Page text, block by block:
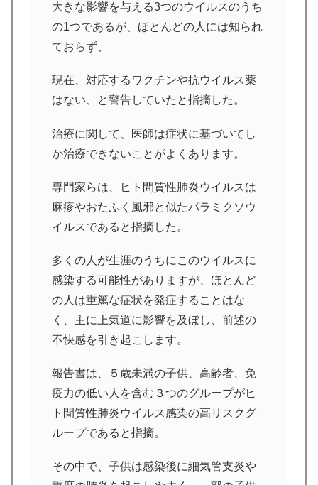
大きな影響を与える3つのウイルスのうち
の1つであるが、ほとんどの人には知られ
ておらず、
現在、対応するワクチンや抗ウイルス薬
はない、と警告していたと指摘した。
治療に関して、医師は症状に基づいてし
か治療できないことがよくあります。
専門家らは、ヒト間質性肺炎ウイルスは
麻疹やおたふく風邪と似たパラミクソウ
イルスであると指摘した。
多くの人が生涯のうちにこのウイルスに
感染する可能性がありますが、ほとんど
の人は重篤な症状を発症することはな
く、主に上気道に影響を及ぼし、前述の
不快感を引き起こします。
報告書は、５歳未満の子供、高齢者、免
疫力の低い人を含む３つのグループがヒ
ト間質性肺炎ウイルス感染の高リスクグ
ループであると指摘。
その中で、子供は感染後に細気管支炎や